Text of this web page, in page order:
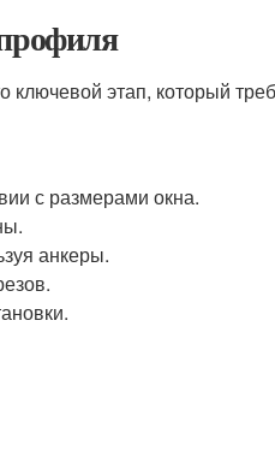
этап, который
с размерами окна.
анкеры.